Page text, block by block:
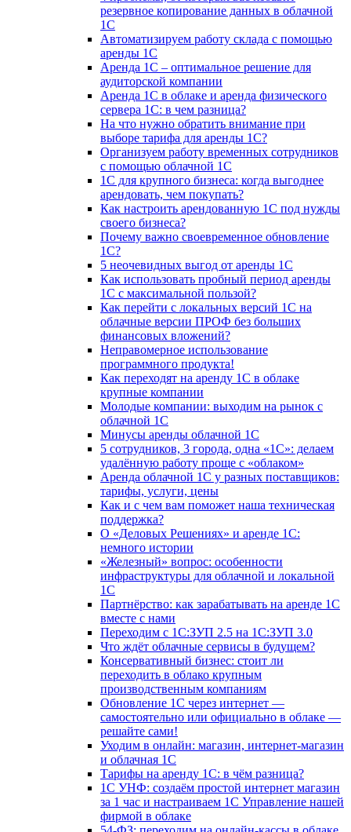
резервное копирование данных в облачной
1С
Автоматизируем работу склада с помощью
аренды 1С
Аренда 1С – оптимальное решение для
аудиторской компании
Аренда 1С в облаке и аренда физического
сервера 1С: в чем разница?
На что нужно обратить внимание при
выборе тарифа для аренды 1С?
Организуем работу временных сотрудников
с помощью облачной 1С
1С для крупного бизнеса: когда выгоднее
арендовать, чем покупать?
Как настроить арендованную 1С под нужды
своего бизнеса?
Почему важно своевременное обновление
1С?
5 неочевидных выгод от аренды 1С
Как использовать пробный период аренды
1С с максимальной пользой?
Как перейти с локальных версий 1С на
облачные версии ПРОФ без больших
финансовых вложений?
Неправомерное использование
программного продукта!
Как переходят на аренду 1С в облаке
крупные компании
Молодые компании: выходим на рынок с
облачной 1С
Минусы аренды облачной 1С
5 сотрудников, 3 города, одна «1С»: делаем
удалённую работу проще с «облаком»
Аренда облачной 1С у разных поставщиков:
тарифы, услуги, цены
Как и с чем вам поможет наша техническая
поддержка?
О «Деловых Решениях» и аренде 1С:
немного истории
«Железный» вопрос: особенности
инфраструктуры для облачной и локальной
1С
Партнёрство: как зарабатывать на аренде 1С
вместе с нами
Переходим с 1С:ЗУП 2.5 на 1С:ЗУП 3.0
Что ждёт облачные сервисы в будущем?
Консервативный бизнес: стоит ли
переходить в облако крупным
производственным компаниям
Обновление 1С через интернет —
самостоятельно или официально в облаке —
решайте сами!
Уходим в онлайн: магазин, интернет-магазин
и облачная 1С
Тарифы на аренду 1С: в чём разница?
1С УНФ: создаём простой интернет магазин
за 1 час и настраиваем 1С Управление нашей
фирмой в облаке